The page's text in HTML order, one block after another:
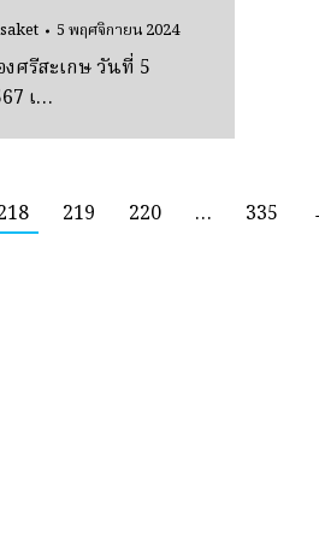
5 พฤศจิกายน 2024
ศรีสะเกษ วันที่ 5
เ…
219 220 … 335